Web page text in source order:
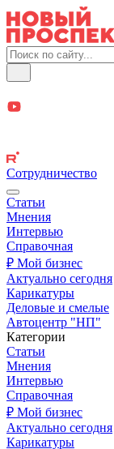
Сотрудничество
Статьи
Мнения
Интервью
Справочная
₽ Мой бизнес
Актуально сегодня
Карикатуры
Деловые и смелые
Автоцентр "НП"
Категории
Статьи
Мнения
Интервью
Справочная
₽ Мой бизнес
Актуально сегодня
Карикатуры